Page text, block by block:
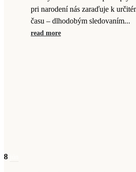
pri narodení nás zaraďuje k
času – dlhodobým sledovaním...
read more
8